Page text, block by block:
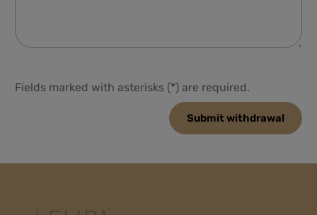
Fields marked with asterisks (*) are required.
Submit withdrawal